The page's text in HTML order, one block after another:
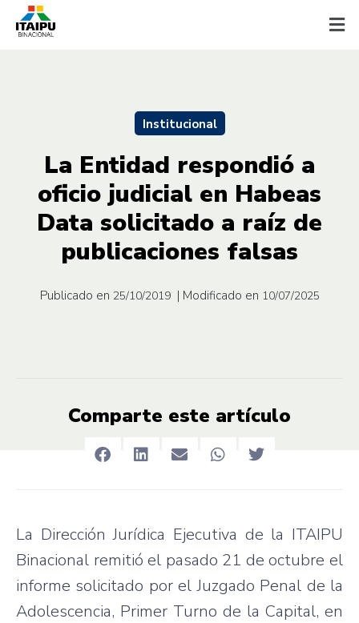
Institucional
La Entidad respondió a
oficio judicial en Habeas
Data solicitado a raíz de
publicaciones falsas
Publicado en 25/10/2019 | Modificado en 10/07/2025
Comparte este artículo
La Dirección Jurídica Ejecutiva de la ITAIPU
Binacional remitió el pasado 21 de octubre el
informe solicitado por el Juzgado Penal de la
Adolescencia, Primer Turno de la Capital, en